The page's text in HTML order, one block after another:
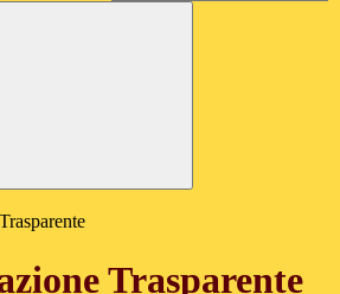
Trasparente